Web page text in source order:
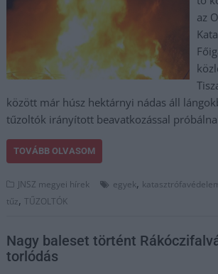
az
között már húsz hektárnyi nádas áll
tűzoltók irányított beavatkozással
TOVÁBB OLVASOM
JNSZ megyei hírek egyek,
tűz,TŰZOLTÓK
Nagy baleset történt
torlódás